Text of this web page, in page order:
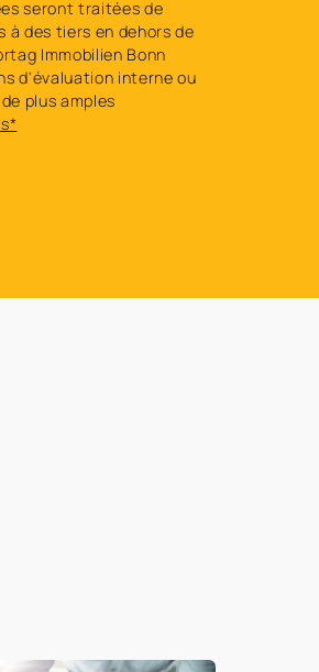
seront traitées de
à des tiers en dehors de
Immobilien Bonn
d'évaluation interne ou
plus amples